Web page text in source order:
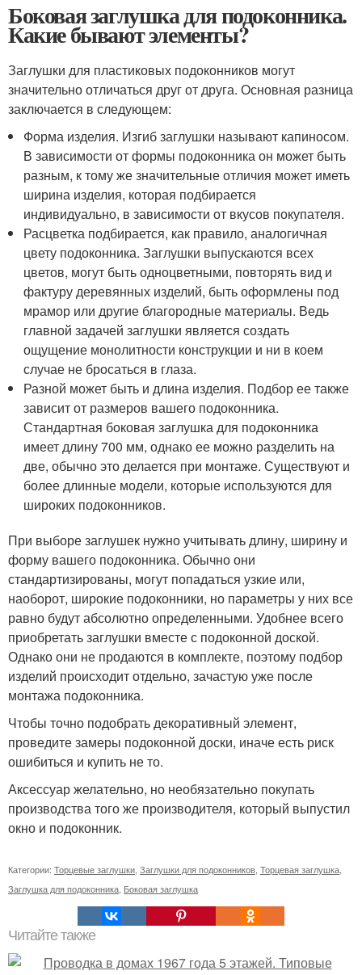
Боковая заглушка для подоконника.
Какие бывают элементы?
Заглушки для пластиковых подоконников могут
значительно отличаться друг от друга. Основная разница
заключается в следующем:
Форма изделия. Изгиб заглушки называют капиносом.
В зависимости от формы подоконника он может быть
разным, к тому же значительные отличия может иметь
ширина изделия, которая подбирается
индивидуально, в зависимости от вкусов покупателя.
Расцветка подбирается, как правило, аналогичная
цвету подоконника. Заглушки выпускаются всех
цветов, могут быть одноцветными, повторять вид и
фактуру деревянных изделий, быть оформлены под
мрамор или другие благородные материалы. Ведь
главной задачей заглушки является создать
ощущение монолитности конструкции и ни в коем
случае не бросаться в глаза.
Разной может быть и длина изделия. Подбор ее также
зависит от размеров вашего подоконника.
Стандартная боковая заглушка для подоконника
имеет длину 700 мм, однако ее можно разделить на
две, обычно это делается при монтаже. Существуют и
более длинные модели, которые используются для
широких подоконников.
При выборе заглушек нужно учитывать длину, ширину и
форму вашего подоконника. Обычно они
стандартизированы, могут попадаться узкие или,
наоборот, широкие подоконники, но параметры у них все
равно будут абсолютно определенными. Удобнее всего
приобретать заглушки вместе с подоконной доской.
Однако они не продаются в комплекте, поэтому подбор
изделий происходит отдельно, зачастую уже после
монтажа подоконника.
Чтобы точно подобрать декоративный элемент,
проведите замеры подоконной доски, иначе есть риск
ошибиться и купить не то.
Аксессуар желательно, но необязательно покупать
производства того же производителя, который выпустил
окно и подоконник.
Категории: Торцевые заглушки Заглушки для подоконников Торцевая заглушка
Заглушка для подоконника Боковая заглушка
Читайте также